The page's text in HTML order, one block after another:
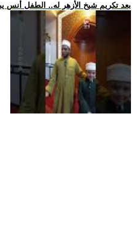
.. بعد تكريم شيخ الأزهر له.. الطفل أنس